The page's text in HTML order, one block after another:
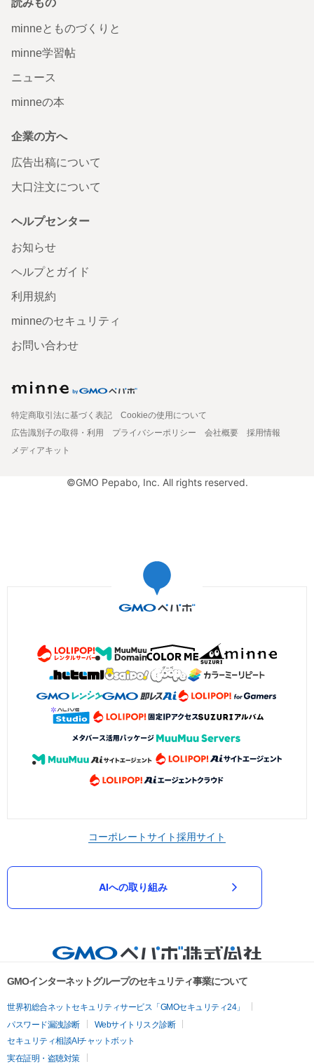
minneとものづくりと
minne学習帖
ニュース
minneの本
企業の方へ
広告出稿について
大口注文について
ヘルプセンター
お知らせ
ヘルプとガイド
利用規約
minneのセキュリティ
お問い合わせ
特定商取引法に基づく表記
Cookieの使用について
広告識別子の取得・利用
プライバシーポリシー 会社概要
採用情報
メディアキット
©GMO Pepabo, Inc. All rights reserved.
コーポレートサイト採用サイト
AIへの取り組み
GMOインターネットグループのセキュリティ事業について
世界初総合ネットセキュリティサービス「GMOセキュリティ24」
パスワード漏洩診断
Webサイトリスク診断
セキュリティ相談AIチャットボット
実在証明・盗聴対策